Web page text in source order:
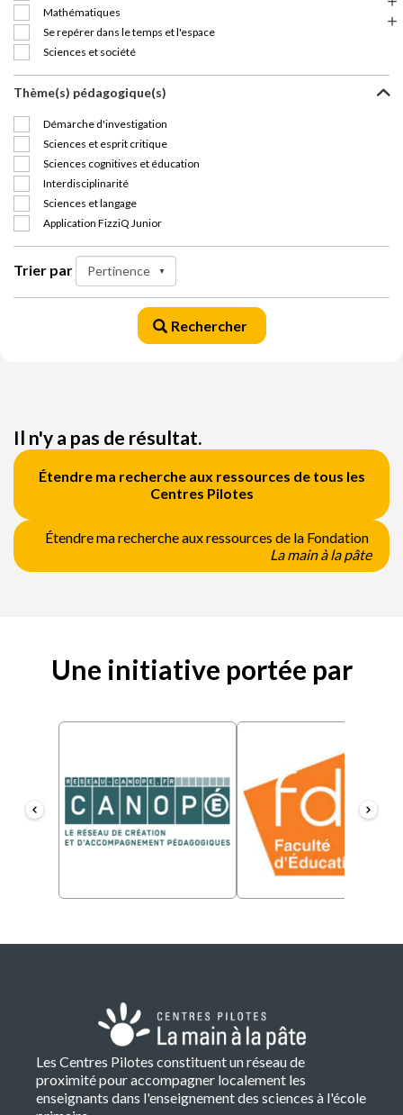
Mathématiques
Se repérer dans le temps et l'espace
Sciences et société
Thème(s) pédagogique(s)
Démarche d'investigation
Sciences et esprit critique
Sciences cognitives et éducation
Interdisciplinarité
Sciences et langage
Application FizziQ Junior
Trier par
Rechercher
Il n'y a pas de résultat.
Étendre ma recherche aux ressources de tous les
Centres Pilotes
Étendre ma recherche aux ressources de la Fondation
La main à la pâte
Une initiative portée par
Les Centres Pilotes constituent un réseau de
proximité pour accompagner localement les
enseignants dans l'enseignement des sciences à l'école